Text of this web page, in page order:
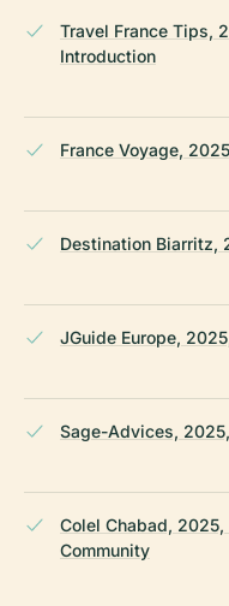
Travel France Tips,
Introduction
France Voyage,
Destination Biarritz,
JGuide Europe,
Sage-Advices,
Colel Chabad,
Community